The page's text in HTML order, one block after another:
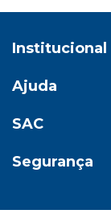
Institucional
Ajuda
SAC
Segurança